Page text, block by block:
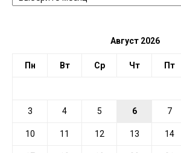
Август 2026
Пн Вт Ср Чт Пт
3 4 5 6 7
10 11 12 13 14